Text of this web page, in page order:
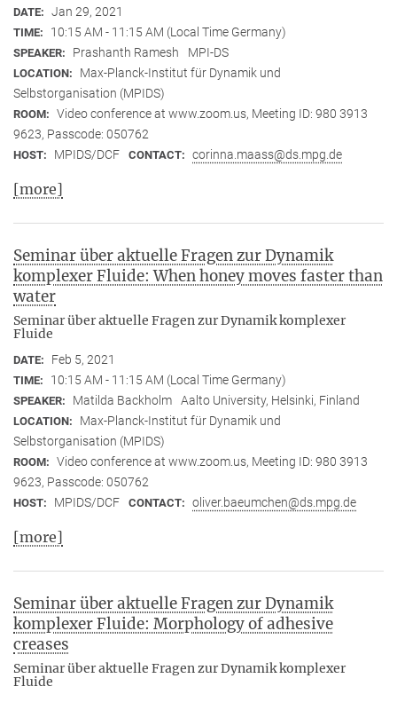
DATE: Jan 29, 2021
TIME: 10:15 AM - 11:15 AM (Local Time Germany)
SPEAKER: Prashanth Ramesh MPI-DS
LOCATION:
Max-Planck-Institut für Dynamik und
Selbstorganisation (MPIDS)
ROOM: Video conference at www.zoom.us, Meeting ID: 980 3913
9623, Passcode: 050762
HOST: MPIDS/DCF CONTACT: corinna.maass@ds.mpg.de
[more]
Seminar über aktuelle Fragen zur Dynamik
komplexer Fluide: When honey moves faster than
water
Seminar über aktuelle Fragen zur Dynamik komplexer
Fluide
DATE: Feb 5, 2021
TIME: 10:15 AM - 11:15 AM (Local Time Germany)
SPEAKER: Matilda Backholm Aalto University, Helsinki, Finland
LOCATION:
Max-Planck-Institut für Dynamik und
Selbstorganisation (MPIDS)
ROOM: Video conference at www.zoom.us, Meeting ID: 980 3913
9623, Passcode: 050762
HOST: MPIDS/DCF CONTACT: oliver.baeumchen@ds.mpg.de
[more]
Seminar über aktuelle Fragen zur Dynamik
komplexer Fluide: Morphology of adhesive
creases
Seminar über aktuelle Fragen zur Dynamik komplexer
Fluide